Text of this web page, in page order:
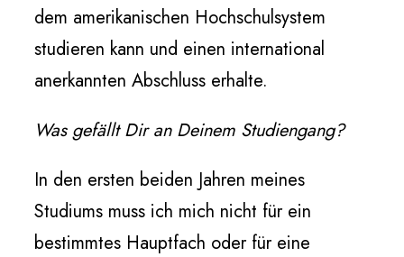
dem amerikanischen Hochschulsystem
studieren kann und einen international
anerkannten Abschluss erhalte.
Was gefällt Dir an Deinem Studiengang?
In den ersten beiden Jahren meines
Studiums muss ich mich nicht für ein
bestimmtes Hauptfach oder für eine